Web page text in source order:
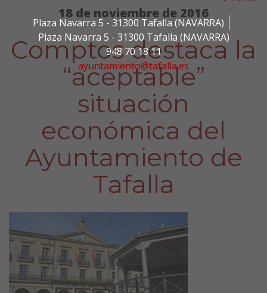
Plaza Navarra 5 - 31300 Tafalla (NAVARRA)
Plaza Navarra 5 - 31300 Tafalla (NAVARRA)
948 70 18 11
ayuntamiento@tafalla.es
18 de noviembre de 2016
Comptos destaca la
“aceptable”
situación
económica del
Ayuntamiento de
Tafalla